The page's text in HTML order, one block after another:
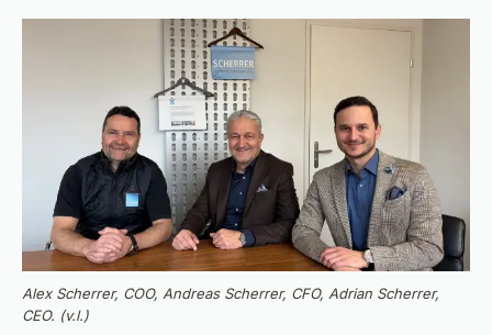
Alex Scherrer, COO, Andreas Scherrer, CFO, Adrian Scherrer,
CEO. (v.l.)